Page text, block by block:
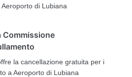
Aeroporto di Lubiana
Commissione
la cancellazione gratuita per i
a Aeroporto di Lubiana